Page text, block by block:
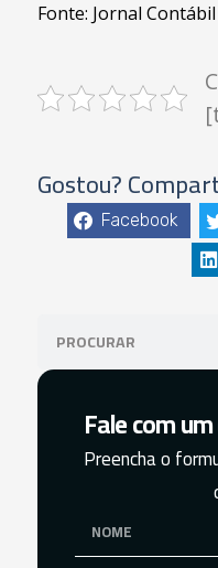
Fonte: Jornal Contábil
Gostou?
Facebook
Fale com
Preencha o